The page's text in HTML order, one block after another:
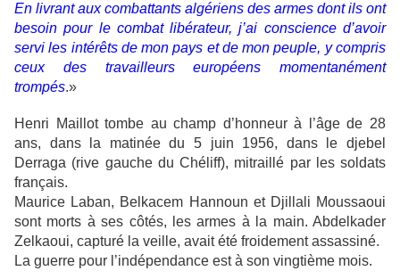
En livrant aux combattants algériens des armes dont ils ont
besoin pour le combat libérateur, j’ai conscience d’avoir
servi les intérêts de mon pays et de mon peuple, y compris
ceux des travailleurs européens momentanément
trompés.»
Henri Maillot tombe au champ d’honneur à l’âge de 28
ans, dans la matinée du 5 juin 1956, dans le djebel
Derraga (rive gauche du Chéliff), mitraillé par les soldats
français.
Maurice Laban, Belkacem Hannoun et Djillali Moussaoui
sont morts à ses côtés, les armes à la main. Abdelkader
Zelkaoui, capturé la veille, avait été froidement assassiné.
La guerre pour l’indépendance est à son vingtième mois.